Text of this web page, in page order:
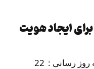
ایجاد هویت
روز رسانی : 22